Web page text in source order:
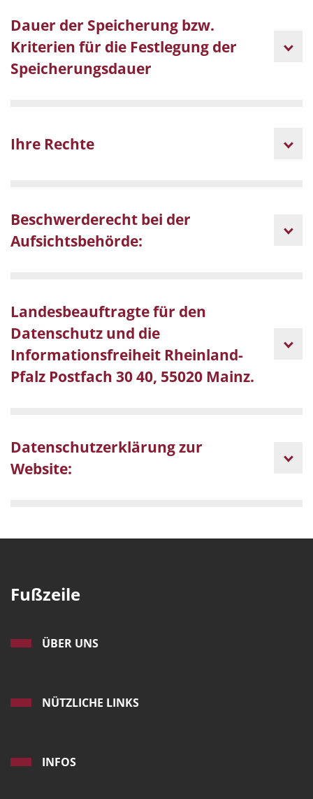
Dauer der Speicherung bzw.
Kriterien für die Festlegung der
Speicherungsdauer
Ihre Rechte
Beschwerderecht bei der
Aufsichtsbehörde:
Landesbeauftragte für den
Datenschutz und die
Informationsfreiheit Rheinland-
Pfalz Postfach 30 40, 55020 Mainz.
Datenschutzerklärung zur
Website:
Fußzeile
ÜBER UNS
NÜTZLICHE LINKS
INFOS